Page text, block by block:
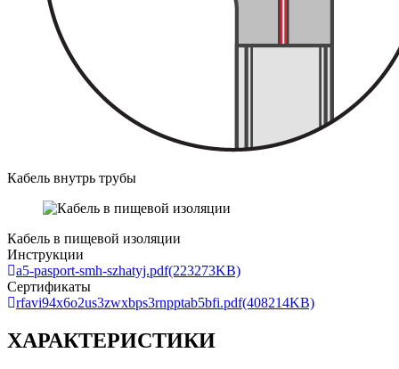
Кабель внутрь трубы
Кабель в пищевой изоляции
Инструкции
a5-pasport-smh-szhatyj.pdf(223273KB)
Сертификаты
rfavi94x6o2us3zwxbps3rnpptab5bfi.pdf(408214KB)
ХАРАКТЕРИСТИКИ